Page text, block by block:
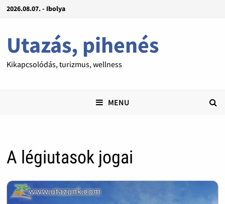
2026.08.07. - Ibolya
Utazás, pihenés
Kikapcsolódás, turizmus, wellness
MENU
A légiutasok jogai